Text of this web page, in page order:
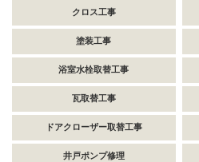
クロス工事
塗装工事
浴室水栓取替工事
瓦取替工事
ドアクローザー取替工事
井戸ポンプ修理